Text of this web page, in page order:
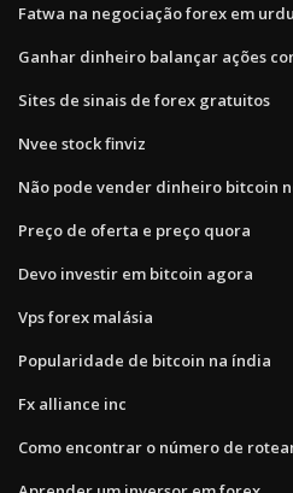
Fatwa na negociação forex em urdu
Ganhar dinheiro balançar ações
Sites de sinais de forex gratuitos
Nvee stock finviz
Não pode vender dinheiro bitcoin
Preço de oferta e preço quora
Devo investir em bitcoin agora
Vps forex malásia
Popularidade de bitcoin na índia
Fx alliance inc
Como encontrar o número de